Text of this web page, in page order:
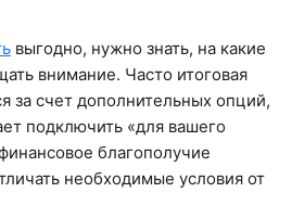
выгодно, нужно знать, на какие
внимание. Часто итоговая
за счет дополнительных опций,
подключить «для вашего
благополучие
необходимые условия от